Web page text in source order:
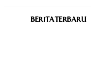
BERITA TERBARU